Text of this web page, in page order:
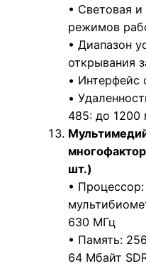
• Световая и
режимов
• Диапазон
открывания
• Интерфейс
•
485: до 1200
шт.)
• Процессор:
630 МГц
• Память:
64 Мбайт